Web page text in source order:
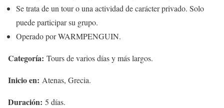
Se trata de un tour o una actividad de carácter privado. Solo
puede participar su grupo.
Operado por WARMPENGUIN.
Categoría: Tours de varios días y más largos.
Inicio en: Atenas, Grecia.
Duración: 5 días.